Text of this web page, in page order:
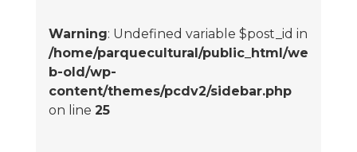
Warning: Undefined variable $post_id in
/home/parquecultural/public_html/we
b-old/wp-
content/themes/pcdv2/sidebar.php
on line 25